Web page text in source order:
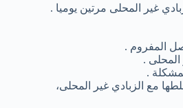
غير المحلى مرتين يوميا .
.
.
مع الزبادي غير المحلى،